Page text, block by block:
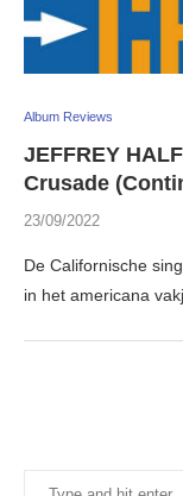
Album Reviews
JEFFREY
Crusade
23/09/2022
De Californische
in het americana